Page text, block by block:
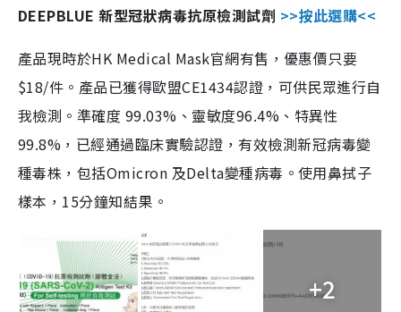
DEEPBLUE 新型冠狀病毒抗原檢測試劑 >>按此選購<<
產品現時於HK Medical Mask官網有售，優惠價只要
$18/件。產品已獲得歐盟CE1434認證，可供民眾進行自
我檢測。準確度 99.03%、靈敏度96.4%、特異性
99.8%，已經通過臨床實驗認證，有效檢測新冠病毒變
種毒株，包括Omicron 及Delta變種病毒。使用鼻拭子
樣本，15分鐘知結果。
+2